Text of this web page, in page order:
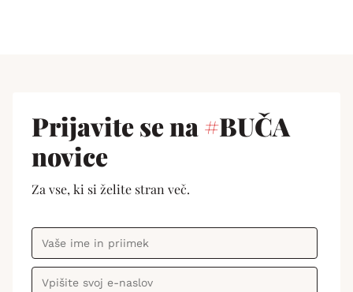
Prijavite se na#BUČA
novice
Za vse, ki si želite stran več.